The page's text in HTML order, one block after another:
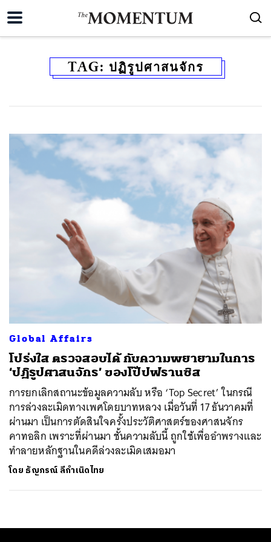
TAG: ปฏิรูปศาสนจักร
Global Affairs
โปร่งใส ตรวจสอบได้ กับความพยายามในการ
‘ปฏิรูปศาสนจักร’ ของโป๊ปฟรานซิส
การยกเลิกสถานะข้อมูลความลับ หรือ ‘Top Secret’ ในกรณี
การล่วงละเมิดทางเพศโดยบาทหลวง เมื่อวันที่ 17 ธันวาคมที่
ผ่านมา เป็นการตัดสินใจครั้งประวัติศาสตร์ของศาสนจักร
คาทอลิก เพราะที่ผ่านมา ชั้นความลับนี้ ถูกใช้เพื่ออำพรางและ
ทำลายหลักฐานในคดีล่วงละเมิดเสมอมา
โดย ธัญภรณ์ ลีกำเนิดไทย
SHARE TWEET LINE EMAIL